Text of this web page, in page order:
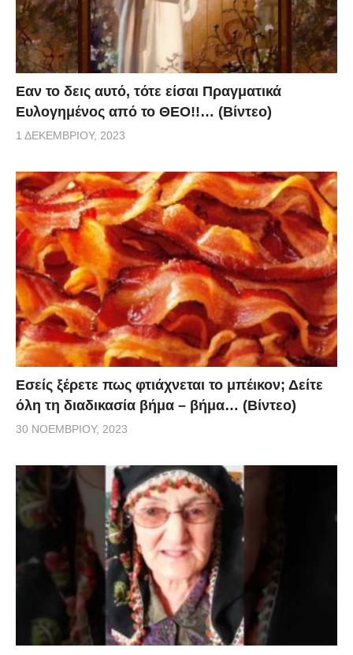
Eαν το δεις αυτό, τότε είσαι Πραγματικά
Ευλογημένος από το ΘΕΟ!!… (Βίντεο)
1 ΔΕΚΕΜΒΡΊΟΥ, 2023
Εσείς ξέρετε πως φτιάχνεται το μπέικον; Δείτε
όλη τη διαδικασία βήμα – βήμα… (Βίντεο)
30 ΝΟΕΜΒΡΊΟΥ, 2023